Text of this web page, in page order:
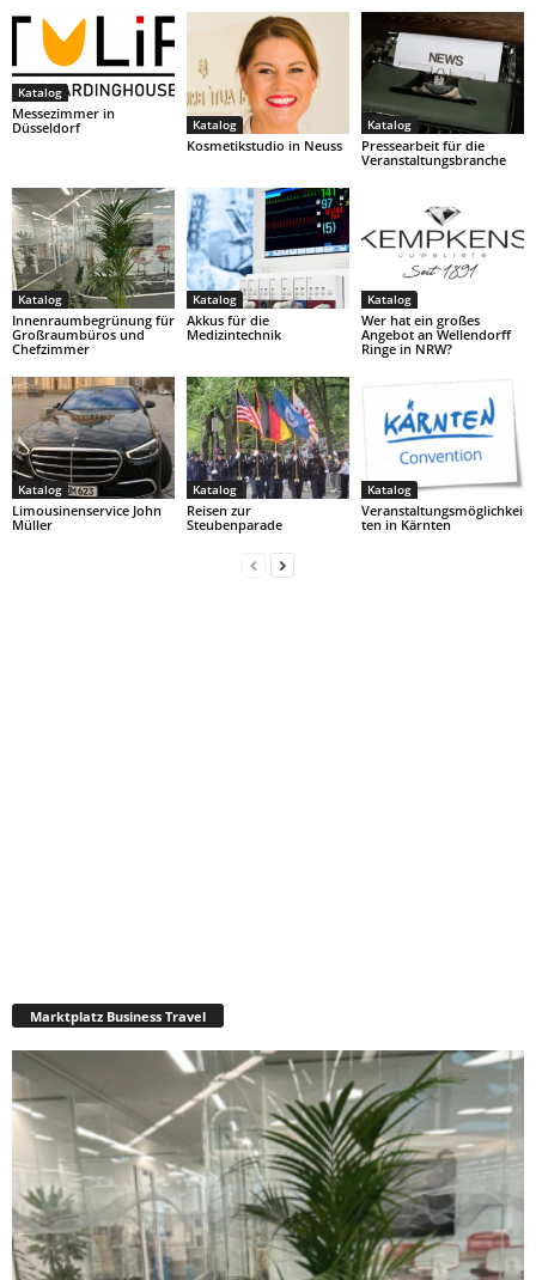
Katalog
Messezimmer in
Düsseldorf
Katalog
Kosmetikstudio in Neuss
Katalog
Pressearbeit für die
Veranstaltungsbranche
Katalog
Innenraumbegrünung für
Großraumbüros und
Chefzimmer
Katalog
Akkus für die
Medizintechnik
Katalog
Wer hat ein großes
Angebot an Wellendorff
Ringe in NRW?
Katalog
Limousinenservice John
Müller
Katalog
Reisen zur
Steubenparade
Katalog
Veranstaltungsmöglichkei
ten in Kärnten
Marktplatz Business Travel